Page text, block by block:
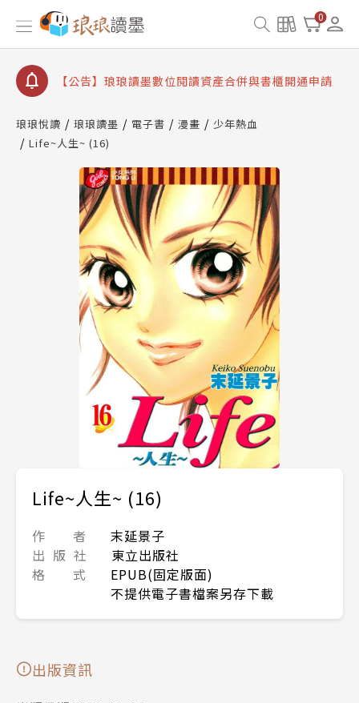
0
【公告】琅琅書店服務升級重要說明及資產合併結果
查詢
【公告】因 Readmoo 讀墨系統維護中，本站同步暫
【公告】琅琅讀墨數位閱讀資產合併與書櫃開通申請
【公告】琅琅讀墨 3 分鐘完成書櫃開通與資產合併申
請圖文教學
【公告】琅琅書店服務升級重要說明及資產合併結果
查詢
【公告】因 Readmoo 讀墨系統維護中，本站同步暫
停部分閱讀服務
琅琅悅讀 琅琅讀墨 電子書 漫畫
少年熱血
Life~人生~ (16)
Life~人生~ (16)
作 者
末延景子
出 版 社
東立出版社
格 式
EPUB(固定版面)
不提供電子書檔案另存下載
出版資訊